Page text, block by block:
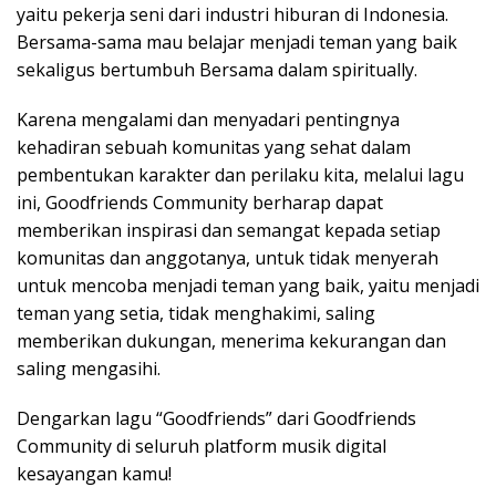
yaitu pekerja seni dari industri hiburan di Indonesia.
Bersama-sama mau belajar menjadi teman yang baik
sekaligus bertumbuh Bersama dalam spiritually.
Karena mengalami dan menyadari pentingnya
kehadiran sebuah komunitas yang sehat dalam
pembentukan karakter dan perilaku kita, melalui lagu
ini, Goodfriends Community berharap dapat
memberikan inspirasi dan semangat kepada setiap
komunitas dan anggotanya, untuk tidak menyerah
untuk mencoba menjadi teman yang baik, yaitu menjadi
teman yang setia, tidak menghakimi, saling
memberikan dukungan, menerima kekurangan dan
saling mengasihi.
Dengarkan lagu “Goodfriends” dari Goodfriends
Community di seluruh platform musik digital
kesayangan kamu!